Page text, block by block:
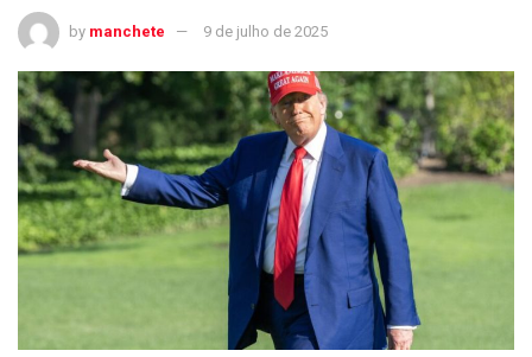
by manchete 9 de julho de 2025